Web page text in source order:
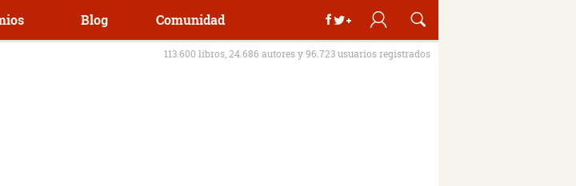
Blog Comunidad
113.600 libros, 24.686 autores y 96.723 usuarios registrados